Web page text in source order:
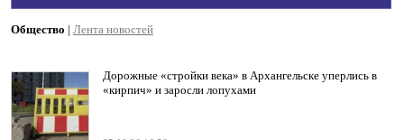
Общество | Лента новостей
Дорожные «стройки века» в Архангельске уперлись в
«кирпич» и заросли лопухами